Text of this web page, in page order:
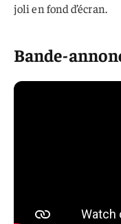
joli en fond d’écran.
Bande-